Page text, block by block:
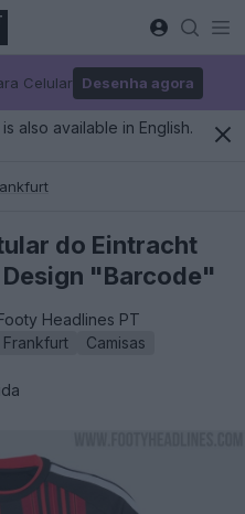
Celular Desenha agora
also available in English.
do Eintracht
"Barcode"
Headlines PT
Frankfurt
Camisas